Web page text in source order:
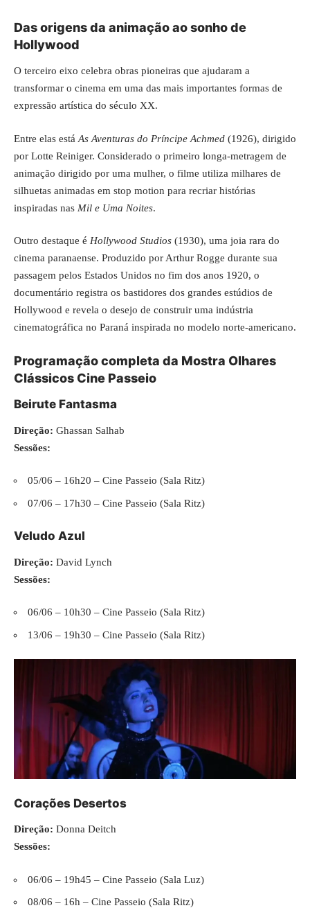
Das origens da animação ao sonho de
Hollywood
O terceiro eixo celebra obras pioneiras que ajudaram a
transformar o cinema em uma das mais importantes formas de
expressão artística do século XX.
Entre elas está As Aventuras do Príncipe Achmed (1926), dirigido
por Lotte Reiniger. Considerado o primeiro longa-metragem de
animação dirigido por uma mulher, o filme utiliza milhares de
silhuetas animadas em stop motion para recriar histórias
inspiradas nas Mil e Uma Noites.
Outro destaque é Hollywood Studios (1930), uma joia rara do
cinema paranaense. Produzido por Arthur Rogge durante sua
passagem pelos Estados Unidos no fim dos anos 1920, o
documentário registra os bastidores dos grandes estúdios de
Hollywood e revela o desejo de construir uma indústria
cinematográfica no Paraná inspirada no modelo norte-americano.
Programação completa da Mostra Olhares
Clássicos Cine Passeio
Beirute Fantasma
Direção: Ghassan Salhab
Sessões:
05/06 – 16h20 – Cine Passeio (Sala Ritz)
07/06 – 17h30 – Cine Passeio (Sala Ritz)
Veludo Azul
Direção: David Lynch
Sessões:
06/06 – 10h30 – Cine Passeio (Sala Ritz)
13/06 – 19h30 – Cine Passeio (Sala Ritz)
Corações Desertos
Direção: Donna Deitch
Sessões:
06/06 – 19h45 – Cine Passeio (Sala Luz)
08/06 – 16h – Cine Passeio (Sala Ritz)